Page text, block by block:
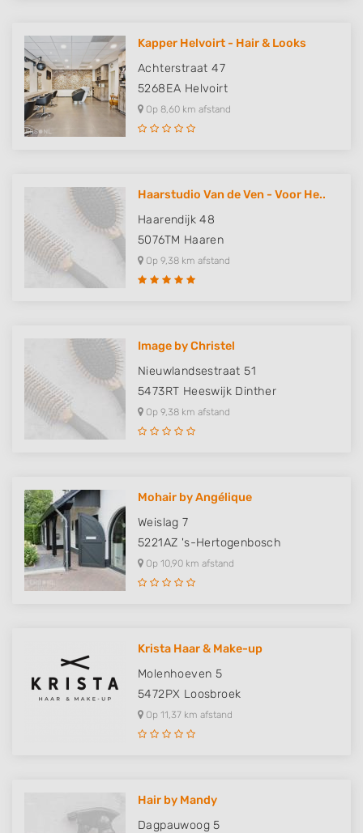
Kapper Helvoirt - Hair & Looks
Achterstraat 47
5268EA Helvoirt
Op 8,60 km afstand
Haarstudio Van de Ven - Voor He..
Haarendijk 48
5076TM Haaren
Op 9,38 km afstand
Image by Christel
Nieuwlandsestraat 51
5473RT Heeswijk Dinther
Op 9,38 km afstand
Mohair by Angélique
Weislag 7
5221AZ 's-Hertogenbosch
Op 10,90 km afstand
Krista Haar & Make-up
Molenhoeven 5
5472PX Loosbroek
Op 11,37 km afstand
Hair by Mandy
Dagpauwoog 5